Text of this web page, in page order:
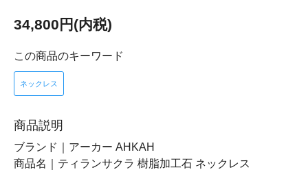
34,800円(内税)
この商品のキーワード
ネックレス
商品説明
ブランド｜アーカー AHKAH
商品名｜ティランサクラ 樹脂加工石 ネックレス